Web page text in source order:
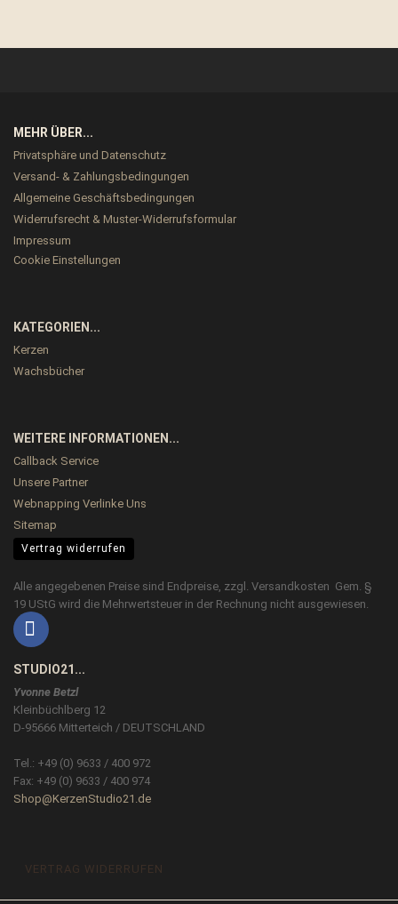
MEHR ÜBER...
Privatsphäre und Datenschutz
Versand- & Zahlungsbedingungen
Allgemeine Geschäftsbedingungen
Widerrufsrecht & Muster-Widerrufsformular
Impressum
Cookie Einstellungen
KATEGORIEN...
Kerzen
Wachsbücher
WEITERE INFORMATIONEN...
Callback Service
Unsere Partner
Webnapping Verlinke Uns
Sitemap
Vertrag widerrufen
Alle angegebenen Preise sind Endpreise, zzgl. Versandkosten Gem. §
19 UStG wird die Mehrwertsteuer in der Rechnung nicht ausgewiesen.
STUDIO21...
Yvonne Betzl
Kleinbüchlberg 12
D-95666 Mitterteich / DEUTSCHLAND
Tel.: +49 (0) 9633 / 400 972
Fax: +49 (0) 9633 / 400 974
Shop@KerzenStudio21.de
VERTRAG WIDERRUFEN